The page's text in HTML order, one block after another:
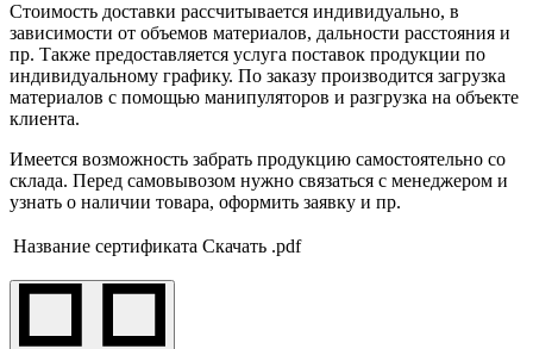
Стоимость доставки рассчитывается индивидуально, в
зависимости от объемов материалов, дальности расстояния и
пр. Также предоставляется услуга поставок продукции по
индивидуальному графику. По заказу производится загрузка
материалов с помощью манипуляторов и разгрузка на объекте
клиента.
Имеется возможность забрать продукцию самостоятельно со
склада. Перед самовывозом нужно связаться с менеджером и
узнать о наличии товара, оформить заявку и пр.
Название сертификата Скачать .pdf